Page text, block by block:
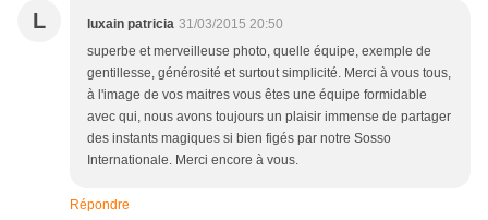
L luxain patricia 31/03/2015 20:50
superbe et merveilleuse photo, quelle équipe, exemple de
gentillesse, générosité et surtout simplicité. Merci à vous tous,
à l'image de vos maitres vous êtes une équipe formidable
avec qui, nous avons toujours un plaisir immense de partager
des instants magiques si bien figés par notre Sosso
Internationale. Merci encore à vous.
Répondre